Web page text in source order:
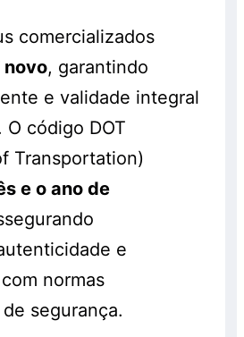
comercializados
novo, garantindo
e validade integral
O código DOT
Transportation)
e o ano de
e
normas
segurança.